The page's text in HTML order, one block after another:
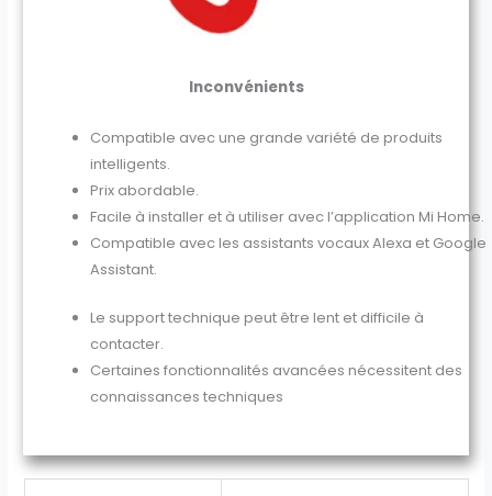
Inconvénients
Compatible avec une grande variété de produits
intelligents.
Prix abordable.
Facile à installer et à utiliser avec l’application Mi Home.
Compatible avec les assistants vocaux Alexa et Google
Assistant.
Le support technique peut être lent et difficile à
contacter.
Certaines fonctionnalités avancées nécessitent des
connaissances techniques